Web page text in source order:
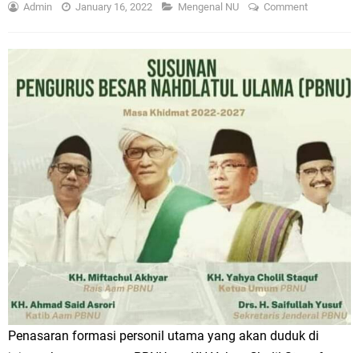
Admin January 16, 2022 Mengenal NU Comment
Penasaran formasi personil utama yang akan duduk di